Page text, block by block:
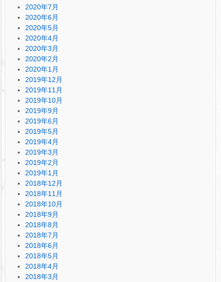
2020年7月
2020年6月
2020年5月
2020年4月
2020年3月
2020年2月
2020年1月
2019年12月
2019年11月
2019年10月
2019年9月
2019年6月
2019年5月
2019年4月
2019年3月
2019年2月
2019年1月
2018年12月
2018年11月
2018年10月
2018年9月
2018年8月
2018年7月
2018年6月
2018年5月
2018年4月
2018年3月